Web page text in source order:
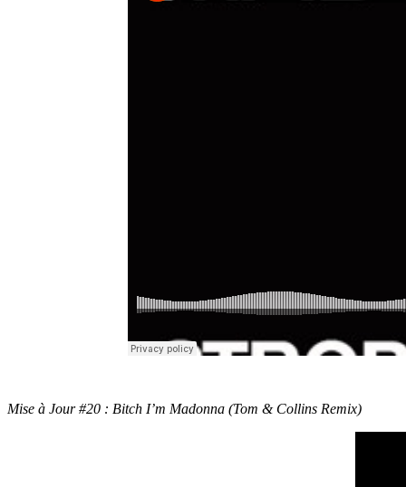
Mise à Jour #20 : Bitch I’m Madonna (Tom & Collins Remix)